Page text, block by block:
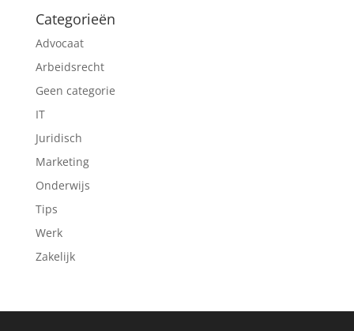
Categorieën
Advocaat
Arbeidsrecht
Geen categorie
IT
Juridisch
Marketing
Onderwijs
Tips
Werk
Zakelijk